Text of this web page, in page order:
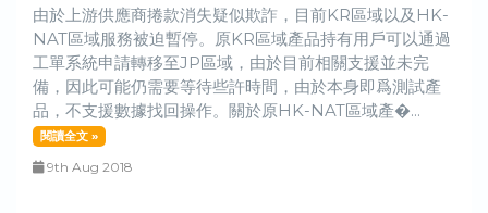
由於上游供應商捲款消失疑似欺詐，目前KR區域以及HK-
NAT區域服務被迫暫停。原KR區域產品持有用戶可以通過
工單系統申請轉移至JP區域，由於目前相關支援並未完
備，因此可能仍需要等待些許時間，由於本身即爲測試產
品，不支援數據找回操作。關於原HK-NAT區域產�...
閱讀全文 »
9th Aug 2018